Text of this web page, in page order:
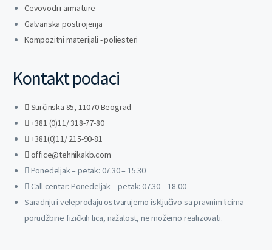
Cevovodi i armature
Galvanska postrojenja
Kompozitni materijali - poliesteri
Kontakt podaci
Surčinska 85, 11070 Beograd
+381 (0)11/ 318-77-80
+381(0)11/ 215-90-81
office@tehnikakb.com
Ponedeljak – petak: 07.30 – 15.30
Call centar: Ponedeljak – petak: 07.30 – 18.00
Saradnju i veleprodaju ostvarujemo isključivo sa pravnim licima -
porudžbine fizičkih lica, nažalost, ne možemo realizovati.